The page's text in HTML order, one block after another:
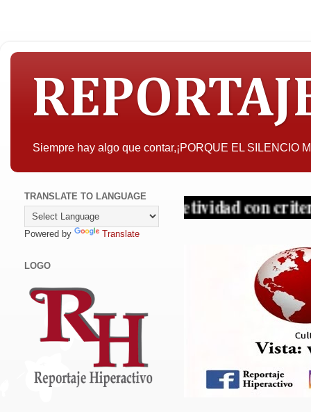
Siempre hay algo que contar,¡PORQUE EL SILENCIO
la objetividad con criterio y sin
TRANSLATE TO LANGUAGE
Powered by Translate
LOGO